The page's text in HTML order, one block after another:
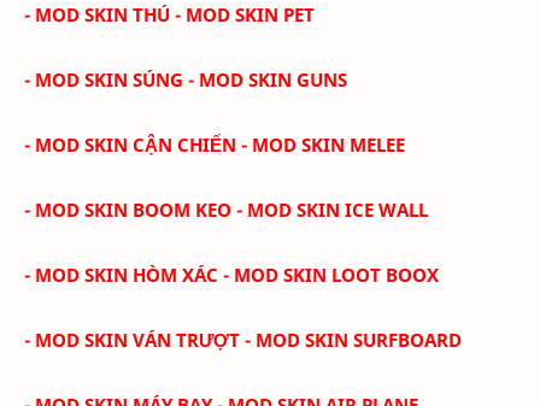
- MOD SKIN THÚ - MOD SKIN PET
- MOD SKIN SÚNG - MOD SKIN GUNS
- MOD SKIN CẬN CHIẾN - MOD SKIN MELEE
- MOD SKIN BOOM KEO - MOD SKIN ICE WALL
- MOD SKIN HÒM XÁC - MOD SKIN LOOT BOOX
- MOD SKIN VÁN TRƯỢT - MOD SKIN SURFBOARD